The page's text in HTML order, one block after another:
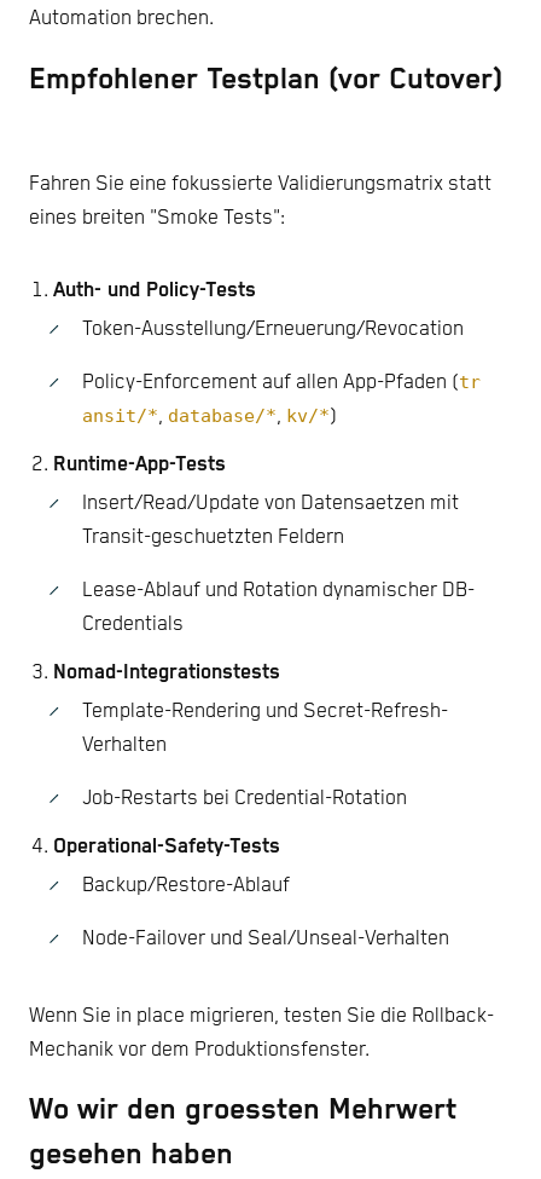
Automation brechen.
Empfohlener Testplan (vor Cutover)
Fahren Sie eine fokussierte Validierungsmatrix statt
eines breiten "Smoke Tests":
Auth- und Policy-Tests
Token-Ausstellung/Erneuerung/Revocation
Policy-Enforcement auf allen App-Pfaden (tr
ansit/*, database/*, kv/*)
Runtime-App-Tests
Insert/Read/Update von Datensaetzen mit
Transit-geschuetzten Feldern
Lease-Ablauf und Rotation dynamischer DB-
Credentials
Nomad-Integrationstests
Template-Rendering und Secret-Refresh-
Verhalten
Job-Restarts bei Credential-Rotation
Operational-Safety-Tests
Backup/Restore-Ablauf
Node-Failover und Seal/Unseal-Verhalten
Wenn Sie in place migrieren, testen Sie die Rollback-
Mechanik vor dem Produktionsfenster.
Wo wir den groessten Mehrwert
gesehen haben